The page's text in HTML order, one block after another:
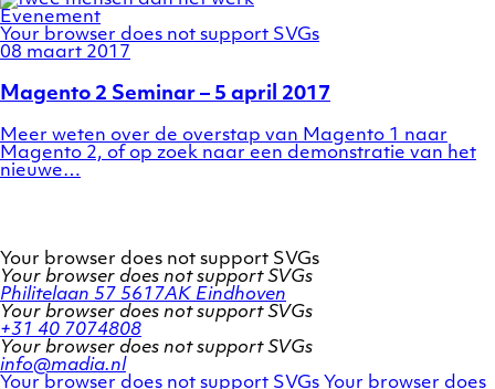
Evenement
Your browser does not support SVGs
Posted
08 maart 2017
Magento 2 Seminar – 5 april 2017
Meer weten over de overstap van Magento 1 naar
Magento 2, of op zoek naar een demonstratie van het
nieuwe…
Your browser does not support SVGs
Your browser does not support SVGs
Philitelaan 57 5617AK Eindhoven
Your browser does not support SVGs
+31 40 7074808
Your browser does not support SVGs
info@madia.nl
Twitter
Your browser does not support SVGs LinkedIn
Your browser does